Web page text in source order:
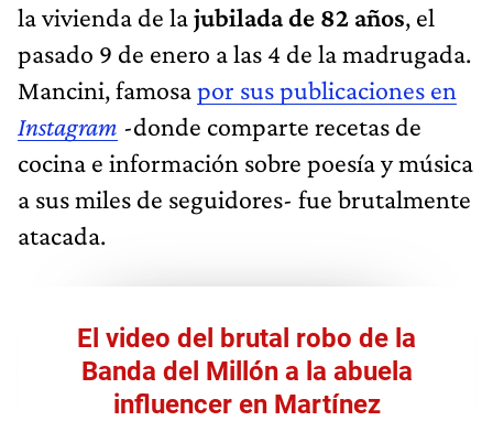
la vivienda de lajubilada de 82 años, el
pasado 9 de enero a las 4 de la madrugada.
Mancini, famosapor sus publicaciones en
Instagram -donde comparte recetas de
cocina e información sobre poesía y música
a sus miles de seguidores- fue brutalmente
atacada.
El video del brutal robo de la
Banda del Millón a la abuela
influencer en Martínez